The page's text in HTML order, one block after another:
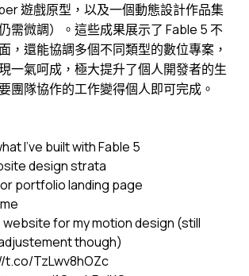
遊戲原型，以及一個動態設計作品集
需微調）。這些成果展示了 Fable 5 不
，還能協調多個不同類型的數位專案，
一氣呵成，極大提升了個人開發者的生
團隊協作的工作變得個人即可完成。
I’ve built with Fable 5
design strata
portfolio landing page
for my motion design (still
though)
TzLwv8hOZc